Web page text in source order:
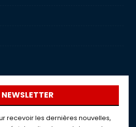
NEWSLETTER
recevoir les dernières nouvelles,